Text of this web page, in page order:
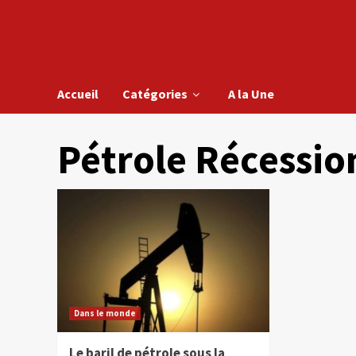
Accueil Catégories A la Une
Pétrole
Dans le monde